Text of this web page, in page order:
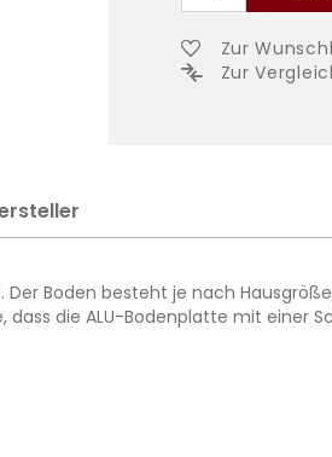
Zur
Zur
Boden besteht je nach
die ALU-Bodenplatte mit einer